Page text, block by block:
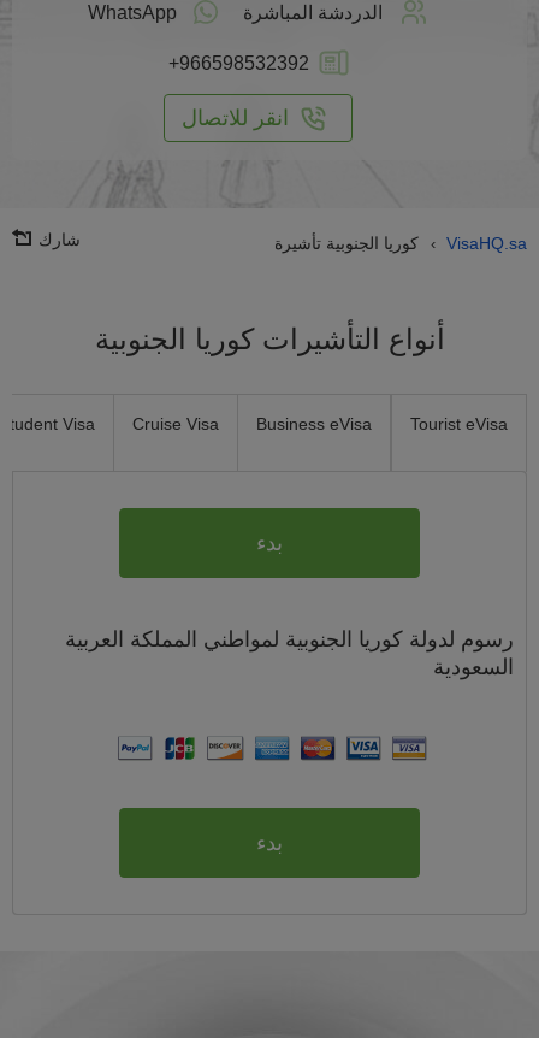
الدردشة المباشرة WhatsApp
+966598532392
انقر للاتصال
VisaHQ.sa
› كوريا الجنوبية تأشيرة شارك
أنواع التأشيرات كوريا الجنوبية
Tourist eVisa
Business eVisa
Cruise Visa
Student Visa
بدء
رسوم لدولة كوريا الجنوبية لمواطني المملكة العربية
السعودية
بدء